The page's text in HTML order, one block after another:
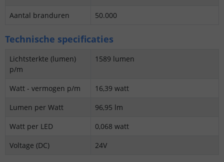
Aantal branduren
50.000
Technische specificaties
Lichtsterkte (lumen)
p/m
1589 lumen
Watt - vermogen p/m
16,39 watt
Lumen per Watt
96,95 lm
Watt per LED
0,068 watt
Voltage (DC)
24V